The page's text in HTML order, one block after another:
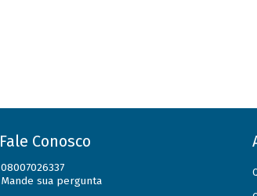
Fale Conosco
08007026337
Mande sua pergunta